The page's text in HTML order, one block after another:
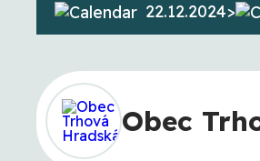
22.12.2024>
Obec